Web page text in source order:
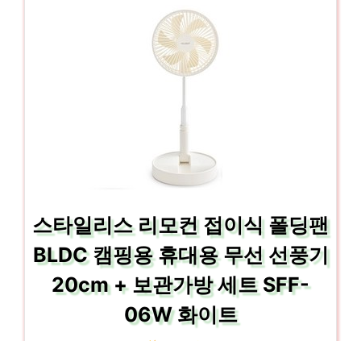
스타일리스 리모컨 접이식 폴딩팬
BLDC 캠핑용 휴대용 무선 선풍기
20cm + 보관가방 세트 SFF-
06W 화이트